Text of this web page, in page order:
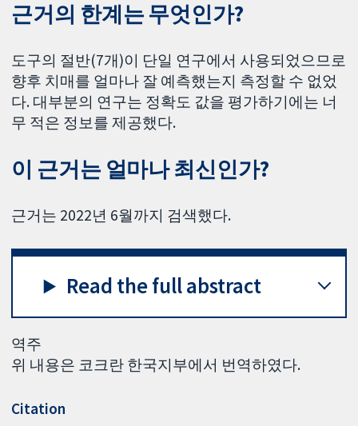
근거의 한계는 무엇인가?
도구의 절반(7개)이 단일 연구에서 사용되었으므로
향후 치매를 얼마나 잘 예측했는지 측정할 수 없었
다. 대부분의 연구는 정확도 값을 평가하기에는 너
무 적은 정보를 제공했다.
이 근거는 얼마나 최신인가?
근거는 2022년 6월까지 검색했다.
Read the full abstract
역주
위 내용은 코크란 한국지부에서 번역하였다.
Citation